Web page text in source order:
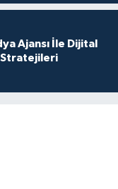
Ajansı İle Dijital
Stratejileri